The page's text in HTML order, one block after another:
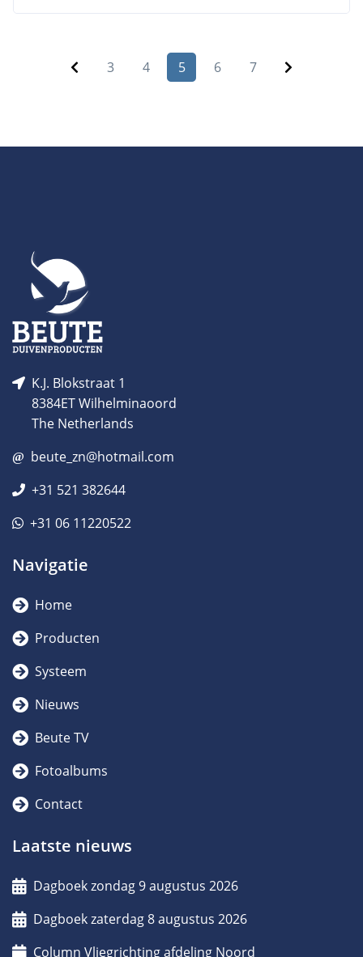
3 4 5 6 7
K.J. Blokstraat 1
8384ET Wilhelminaoord
The Netherlands
beute_zn@hotmail.com
+31 521 382644
+31 06 11220522
Navigatie
Home
Producten
Systeem
Nieuws
Beute TV
Fotoalbums
Contact
Laatste nieuws
Dagboek zondag 9 augustus 2026
Dagboek zaterdag 8 augustus 2026
Column Vliegrichting afdeling Noord